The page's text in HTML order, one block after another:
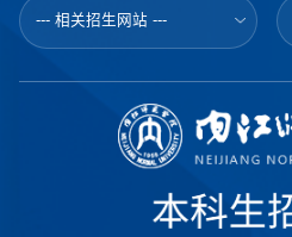
--- 相关招生网站 ---